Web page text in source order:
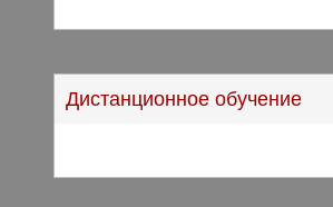
Дистанционное обучение